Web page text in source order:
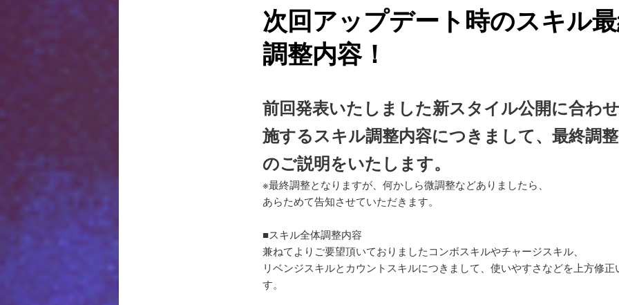
次回アップデート時のスキル
調整内容！
前回発表いたしました新スタイル公開に合わ
施するスキル調整内容につきまして、 最終調
のご説明をいたします。
※最終調整となりますが、何かしら微調整などありましたら、
あらためて告知させていただきます。
■スキル全体調整内容
兼ねてよりご要望頂いておりましたコンボスキルやチャージスキル、
リベンジスキルとカウントスキルにつきまして、使いやすさなどを上方修正
す。